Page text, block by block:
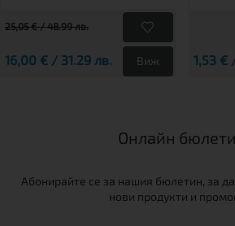
25,05 € / 48.99 лв.
16,00 € / 31.29 лв. Виж 1,53 €
Онлайн
Абонирайте се за нашия бюлетин, за
нови продукти и